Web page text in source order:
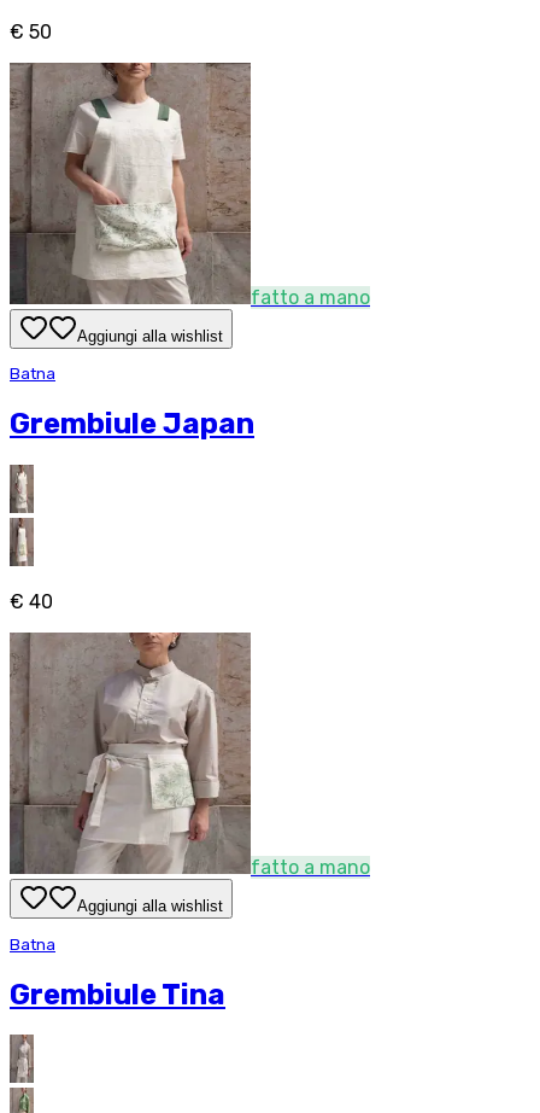
€ 50
fatto a mano
Aggiungi alla wishlist
Batna
Grembiule Japan
€ 40
fatto a mano
Aggiungi alla wishlist
Batna
Grembiule Tina